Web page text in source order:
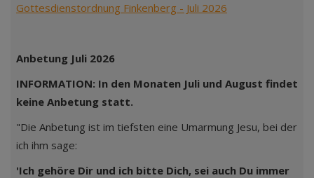
Gottesdienstordnung Finkenberg - Juli 2026
Anbetung Juli 2026
INFORMATION: In den Monaten Juli und August findet
keine Anbetung statt.
"Die Anbetung ist im tiefsten eine Umarmung Jesu, bei der
ich ihm sage:
'Ich gehöre Dir und ich bitte Dich, sei auch Du immer